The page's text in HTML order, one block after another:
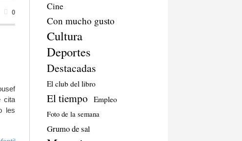
0
cita
les
Cine
Con mucho gusto
Cultura
Deportes
Destacadas
El club del libro
El tiempo Empleo
Foto de la semana
Grumo de sal